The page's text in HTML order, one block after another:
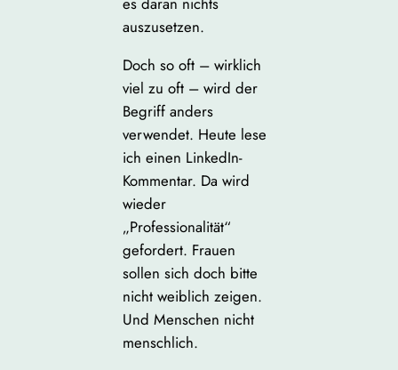
auszusetzen.
Doch so oft – wirklich
viel zu oft – wird der
Begriff anders
verwendet. Heute lese
ich einen LinkedIn-
Kommentar. Da wird
wieder
„Professionalität“
gefordert. Frauen
sollen sich doch bitte
nicht weiblich zeigen.
Und Menschen nicht
menschlich.